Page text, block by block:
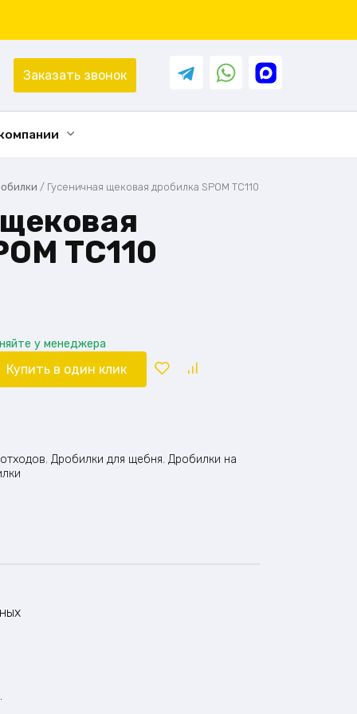
Заказать звонок
/ Гусеничная щековая дробилка SPOM ТС110
ТС110
у менеджера
Купить в один клик
, Дробилки для щебня, Дробилки на